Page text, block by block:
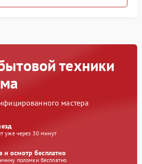
техники
мастера
уже через 30 минут
и осмотр бесплатно
поломки бесплатно